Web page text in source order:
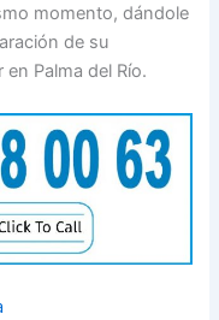
momento, dándole
de su
Palma del Río.